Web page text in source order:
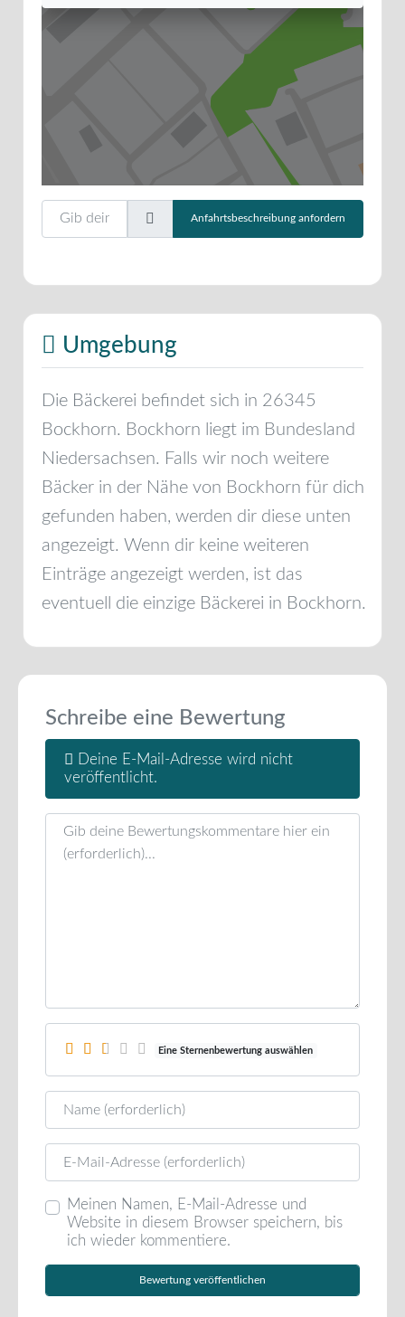
Gib deinen Standort ein.
Anfahrtsbeschreibung anfordern
Umgebung
Die Bäckerei befindet sich in 26345
Bockhorn. Bockhorn liegt im Bundesland
Niedersachsen. Falls wir noch weitere
Bäcker in der Nähe von Bockhorn für dich
gefunden haben, werden dir diese unten
angezeigt. Wenn dir keine weiteren
Einträge angezeigt werden, ist das
eventuell die einzige Bäckerei in Bockhorn.
Schreibe eine Bewertung
Deine E-Mail-Adresse wird nicht
veröffentlicht.
Rezensionstext
Eine Sternenbewertung auswählen
Name
E-Mail
Meinen Namen, E-Mail-Adresse und
Website in diesem Browser speichern, bis
ich wieder kommentiere.